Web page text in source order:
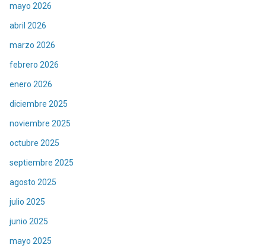
mayo 2026
abril 2026
marzo 2026
febrero 2026
enero 2026
diciembre 2025
noviembre 2025
octubre 2025
septiembre 2025
agosto 2025
julio 2025
junio 2025
mayo 2025